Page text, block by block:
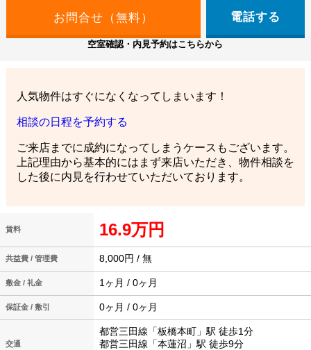
電話する
空室確認・内見予約はこちらから
人気物件はすぐになくなってしまいます！
相談の日程を予約する
ご来店までに成約になってしまうケースもございます。
上記理由から基本的にはまず来店いただき、物件相談を
した後に内見を行わせていただいております。
賃料 16.9万円
共益費 / 管理費 8,000円 / 無
敷金 / 礼金 1ヶ月 / 0ヶ月
保証金 / 敷引 0ヶ月 / 0ヶ月
交通
都営三田線「板橋本町」駅 徒歩1分
都営三田線「本蓮沼」駅 徒歩9分